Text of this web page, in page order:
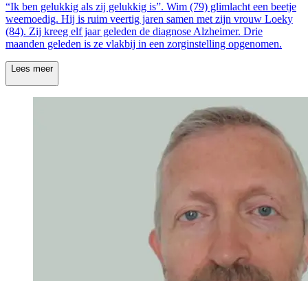
“Ik ben gelukkig als zij gelukkig is”. Wim (79) glimlacht een beetje
weemoedig. Hij is ruim veertig jaren samen met zijn vrouw Loeky
(84). Zij kreeg elf jaar geleden de diagnose Alzheimer. Drie
maanden geleden is ze vlakbij in een zorginstelling opgenomen.
Lees meer